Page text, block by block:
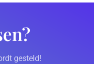
gesteld!